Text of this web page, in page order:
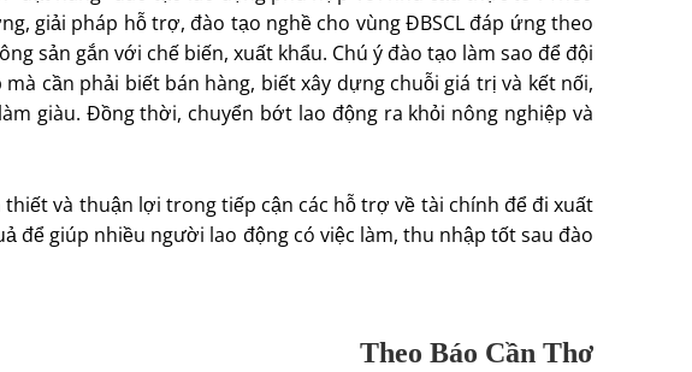
giải pháp hỗ trợ, đào tạo nghề cho vùng ÐBSCL đáp ứng theo
sản gắn với chế biến, xuất khẩu. Chú ý đào tạo làm sao để đội
cần phải biết bán hàng, biết xây dựng chuỗi giá trị và kết nối,
giàu. Ðồng thời, chuyển bớt lao động ra khỏi nông nghiệp và
và thuận lợi trong tiếp cận các hỗ trợ về tài chính để đi xuất
để giúp nhiều người lao động có việc làm, thu nhập tốt sau đào
Theo Báo Cần Thơ